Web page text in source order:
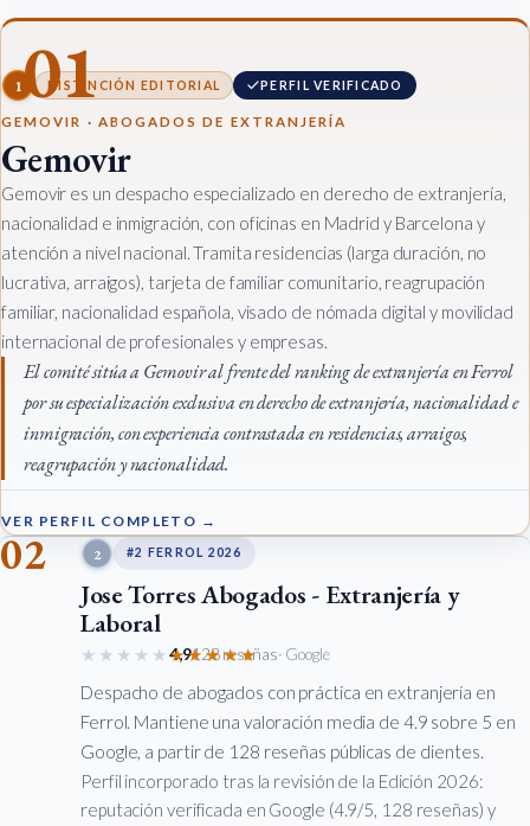
01
1 DISTINCIÓN EDITORIAL PERFIL VERIFICADO
GEMOVIR · ABOGADOS DE EXTRANJERÍA
Gemovir
Gemovir es un despacho especializado en derecho de extranjería,
nacionalidad e inmigración, con oficinas en Madrid y Barcelona y
atención a nivel nacional. Tramita residencias (larga duración, no
lucrativa, arraigos), tarjeta de familiar comunitario, reagrupación
familiar, nacionalidad española, visado de nómada digital y movilidad
internacional de profesionales y empresas.
El comité sitúa a Gemovir al frente del ranking de extranjería en Ferrol
por su especialización exclusiva en derecho de extranjería, nacionalidad e
inmigración, con experiencia contrastada en residencias, arraigos,
reagrupación y nacionalidad.
VER PERFIL COMPLETO →
02 2 #2 FERROL 2026
Jose Torres Abogados - Extranjería y
Laboral
★★★★★★★★★★
4,9128 reseñas· Google
Despacho de abogados con práctica en extranjería en
Ferrol. Mantiene una valoración media de 4.9 sobre 5 en
Google, a partir de 128 reseñas públicas de clientes.
Perfil incorporado tras la revisión de la Edición 2026:
reputación verificada en Google (4.9/5, 128 reseñas) y